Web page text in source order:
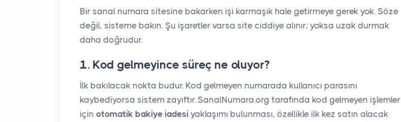
Bir sanal numara sitesine bakarken işi karmaşık hale getirmeye gerek yok. Söze
değil, sisteme bakın. Şu işaretler varsa site ciddiye alınır; yoksa uzak durmak
daha doğrudur.
1. Kod gelmeyince süreç ne oluyor?
İlk bakılacak nokta budur. Kod gelmeyen numarada kullanıcı parasını
kaybediyorsa sistem zayıftır. SanalNumara.org tarafında kod gelmeyen işlemler
için otomatik bakiye iadesi yaklaşımı bulunması, özellikle ilk kez satın alacak